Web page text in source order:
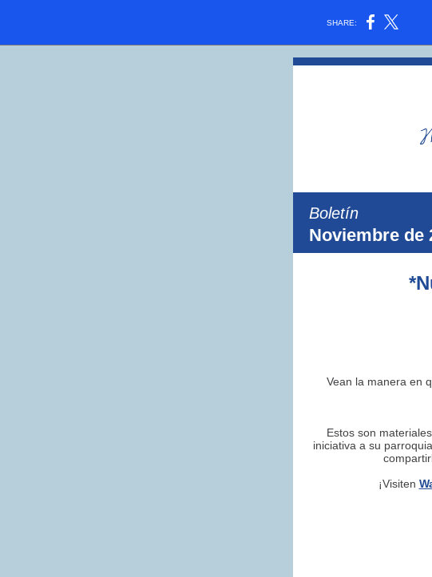
SHARE:
Boletín
Noviembre de
Vean la manera en
Estos son
iniciativa a su
¡Visiten